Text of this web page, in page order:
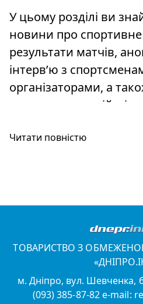
У цьому розділі ви
новини про
результати матчів,
інтерв’ю з
організаторами, а
спортивних подій
моменти спортивного
індивідуальні
спорт, а також
дніпровських
всеукраїнських та
Ми публікуємо
фактами та
Читати повністю
ТОВАРИСТВО З
м. Дніпро, вул. Шевченка,
(093) 385-87-82 e-mail: